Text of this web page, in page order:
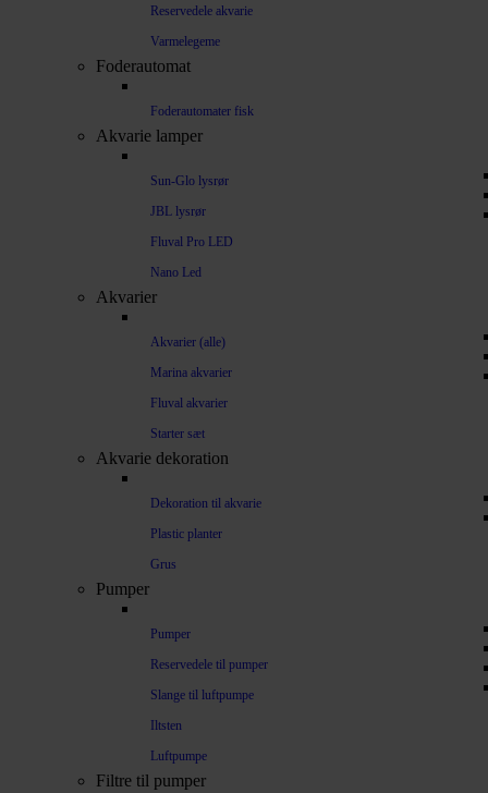
Reservedele akvarie
Varmelegeme
Foderautomat
Foderautomater fisk
Akvarie lamper
Sun-Glo lysrør
JBL lysrør
Fluval Pro LED
Nano Led
Akvarier
Akvarier (alle)
Marina akvarier
Fluval akvarier
Starter sæt
Akvarie dekoration
Dekoration til akvarie
Plastic planter
Grus
Pumper
Pumper
Reservedele til pumper
Slange til luftpumpe
Iltsten
Luftpumpe
Filtre til pumper